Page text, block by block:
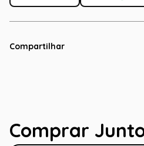
Compartilhar
Comprar